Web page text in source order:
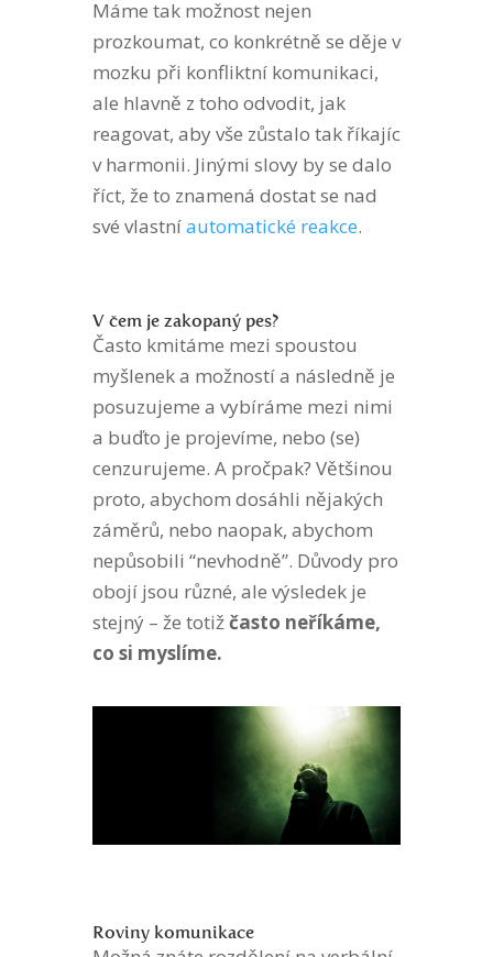
Máme tak možnost nejen
prozkoumat, co konkrétně se děje v
mozku při konfliktní komunikaci,
ale hlavně z toho odvodit, jak
reagovat, aby vše zůstalo tak říkajíc
v harmonii. Jinými slovy by se dalo
říct, že to znamená dostat se nad
své vlastníautomatické reakce.
V čem je zakopaný pes?
Často kmitáme mezi spoustou
myšlenek a možností a následně je
posuzujeme a vybíráme mezi nimi
a buďto je projevíme, nebo (se)
cenzurujeme. A pročpak? Většinou
proto, abychom dosáhli nějakých
záměrů, nebo naopak, abychom
nepůsobili “nevhodně”. Důvody pro
obojí jsou různé, ale výsledek je
stejný – že totižčasto neříkáme,
co si myslíme.
Roviny komunikace